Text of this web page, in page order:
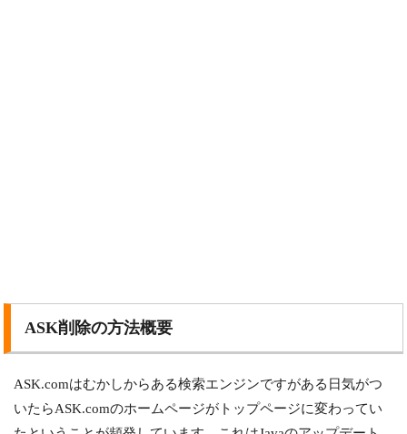
ASK削除の方法概要
ASK.comはむかしからある検索エンジンですがある日気がつ
いたらASK.comのホームページがトップページに変わってい